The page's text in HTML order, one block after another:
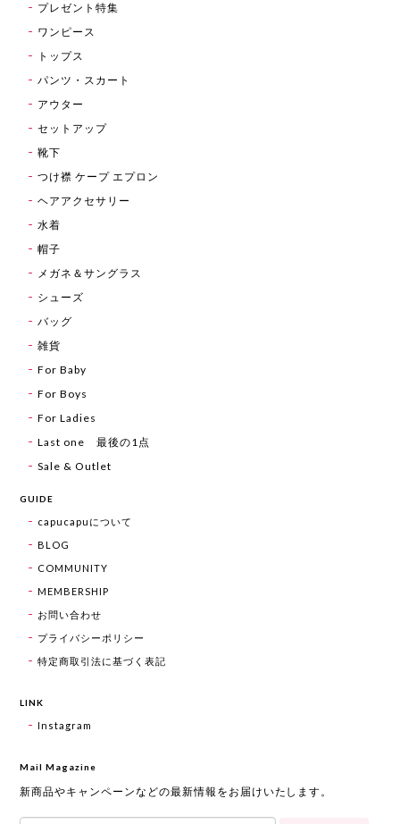
プレゼント特集
ワンピース
トップス
パンツ・スカート
アウター
セットアップ
靴下
つけ襟 ケープ エプロン
ヘアアクセサリー
水着
帽子
メガネ＆サングラス
シューズ
バッグ
雑貨
For Baby
For Boys
For Ladies
Last one 最後の1点
Sale & Outlet
GUIDE
capucapuについて
BLOG
COMMUNITY
MEMBERSHIP
お問い合わせ
プライバシーポリシー
特定商取引法に基づく表記
LINK
Instagram
Mail Magazine
新商品やキャンペーンなどの最新情報をお届けいたします。